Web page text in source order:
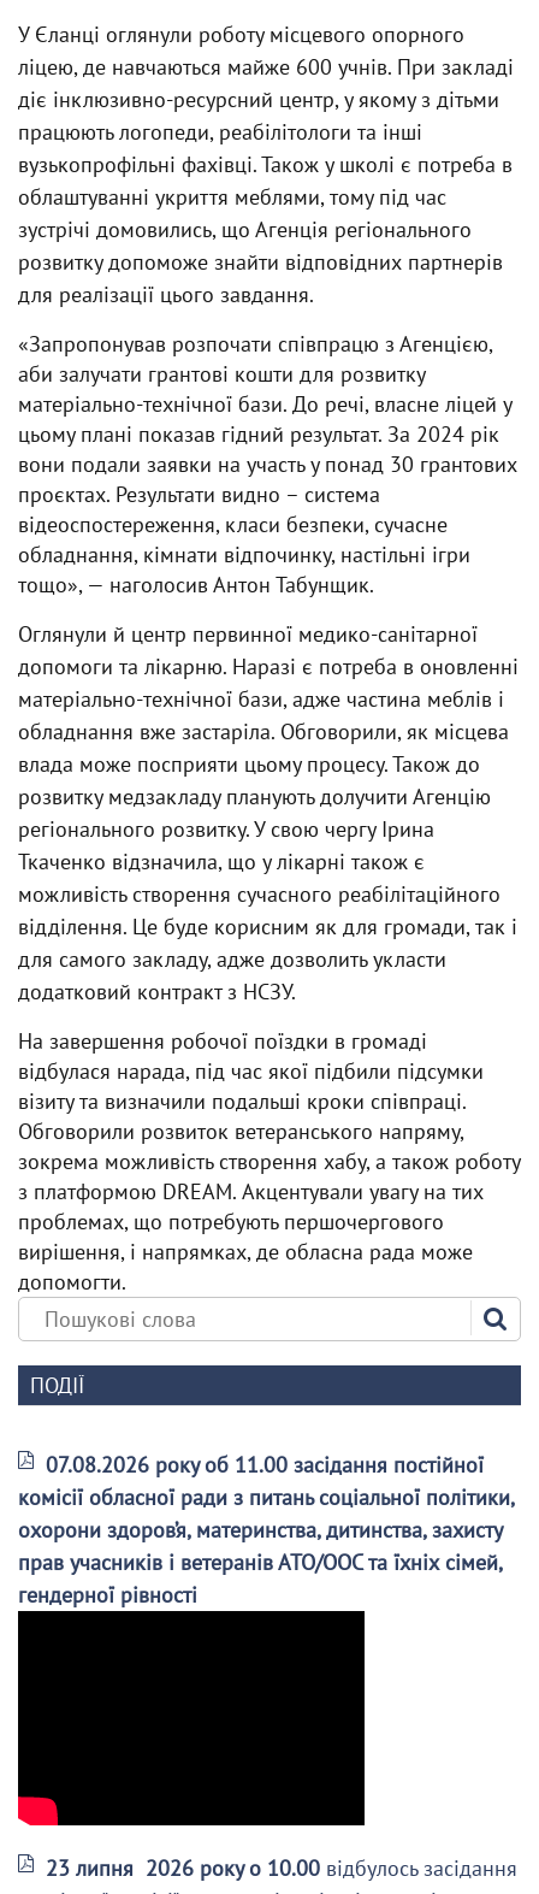
У Єланці оглянули роботу місцевого опорного
ліцею, де навчаються майже 600 учнів. При закладі
діє інклюзивно-ресурсний центр, у якому з дітьми
працюють логопеди, реабілітологи та інші
вузькопрофільні фахівці. Також у школі є потреба в
облаштуванні укриття меблями, тому під час
зустрічі домовились, що Агенція регіонального
розвитку допоможе знайти відповідних партнерів
для реалізації цього завдання.
«Запропонував розпочати співпрацю з Агенцією,
аби залучати грантові кошти для розвитку
матеріально-технічної бази. До речі, власне ліцей у
цьому плані показав гідний результат. За 2024 рік
вони подали заявки на участь у понад 30 грантових
проєктах. Результати видно – система
відеоспостереження, класи безпеки, сучасне
обладнання, кімнати відпочинку, настільні ігри
тощо», — наголосив Антон Табунщик.
Оглянули й центр первинної медико-санітарної
допомоги та лікарню. Наразі є потреба в оновленні
матеріально-технічної бази, адже частина меблів і
обладнання вже застаріла. Обговорили, як місцева
влада може посприяти цьому процесу. Також до
розвитку медзакладу планують долучити Агенцію
регіонального розвитку. У свою чергу Ірина
Ткаченко відзначила, що у лікарні також є
можливість створення сучасного реабілітаційного
відділення. Це буде корисним як для громади, так і
для самого закладу, адже дозволить укласти
додатковий контракт з НСЗУ.
На завершення робочої поїздки в громаді
відбулася нарада, під час якої підбили підсумки
візиту та визначили подальші кроки співпраці.
Обговорили розвиток ветеранського напряму,
зокрема можливість створення хабу, а також роботу
з платформою DREAM. Акцентували увагу на тих
проблемах, що потребують першочергового
вирішення, і напрямках, де обласна рада може
допомогти.
ПОДІЇ
07.08.2026 року об 11.00 засідання постійної
комісії обласної ради з питань соціальної політики,
охорони здоров’я, материнства, дитинства, захисту
прав учасників і ветеранів АТО/ООС та їхніх сімей,
гендерної рівності
23 липня 2026 року о 10.00 відбулось засідання